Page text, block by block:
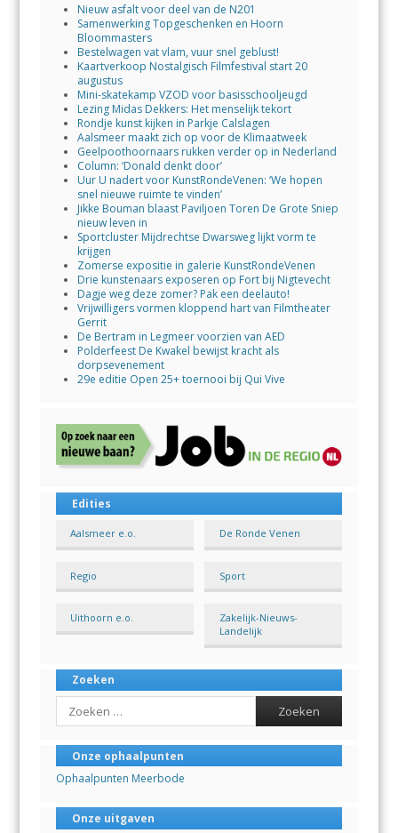
Nieuw asfalt voor deel van de N201
Samenwerking Topgeschenken en Hoorn
Bloommasters
Bestelwagen vat vlam, vuur snel geblust!
Kaartverkoop Nostalgisch Filmfestival start 20
augustus
Mini-skatekamp VZOD voor basisschooljeugd
Lezing Midas Dekkers: Het menselijk tekort
Rondje kunst kijken in Parkje Calslagen
Aalsmeer maakt zich op voor de Klimaatweek
Geelpoothoornaars rukken verder op in Nederland
Column: ‘Donald denkt door’
Uur U nadert voor KunstRondeVenen: ‘We hopen
snel nieuwe ruimte te vinden’
Jikke Bouman blaast Paviljoen Toren De Grote Sniep
nieuw leven in
Sportcluster Mijdrechtse Dwarsweg lijkt vorm te
krijgen
Zomerse expositie in galerie KunstRondeVenen
Drie kunstenaars exposeren op Fort bij Nigtevecht
Dagje weg deze zomer? Pak een deelauto!
Vrijwilligers vormen kloppend hart van Filmtheater
Gerrit
De Bertram in Legmeer voorzien van AED
Polderfeest De Kwakel bewijst kracht als
dorpsevenement
29e editie Open 25+ toernooi bij Qui Vive
Edities
Aalsmeer e.o. De Ronde Venen
Regio Sport
Uithoorn e.o.
Zakelijk-Nieuws-
Landelijk
Zoeken
Search
Onze ophaalpunten
Ophaalpunten Meerbode
Onze uitgaven